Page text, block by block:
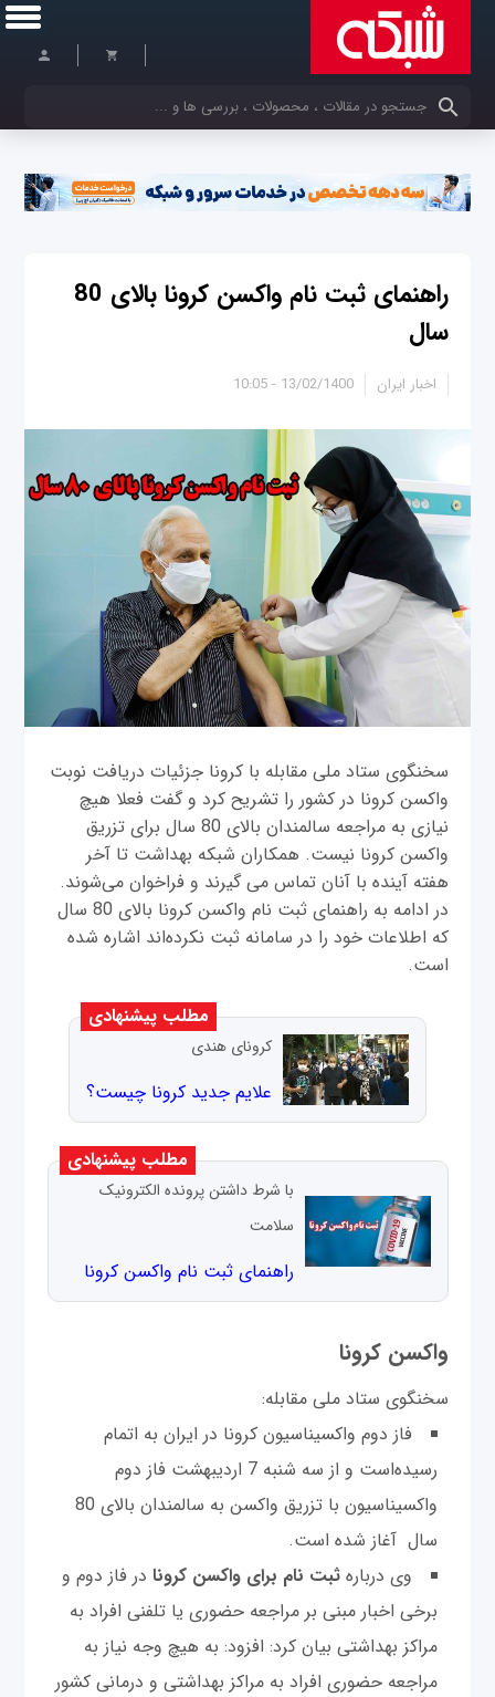
کلمات کلیدی خود را وارد کنید
راهنمای ثبت نام واکسن کرونا بالای 80
سال
13/02/1400 - 10:05 اخبار ایران
سخنگوی ستاد ملی مقابله با کرونا جزئیات دریافت نوبت
واکسن کرونا در کشور را تشریح کرد و گفت فعلا هیچ
نیازی به مراجعه سالمندان بالای 80 سال برای تزریق
واکسن کرونا نیست. همکاران شبکه بهداشت تا آخر
هفته آینده با آنان تماس می گیرند و فراخوان می‌شوند.
در ادامه به راهنمای ثبت نام واکسن کرونا بالای 80 سال
که اطلاعات خود را در سامانه ثبت نکرد‌ه‌اند اشاره شده
است.
مطلب پیشنهادی
کرونای هندی
علایم جدید کرونا چیست؟
مطلب پیشنهادی
با شرط داشتن پرونده الکترونیک
سلامت
راهنمای ثبت نام واکسن کرونا
واکسن کرونا
سخنگوی ستاد ملی مقابله:
فاز دوم واکسیناسیون کرونا در ایران به اتمام
رسیده‌است و از سه شنبه 7 اردیبهشت فاز دوم
واکسیناسیون با تزریق واکسن به سالمندان بالای 80
سال آغاز شده است.
وی درباره ثبت نام برای واکسن کرونا در فاز دوم و
برخی اخبار مبنی بر مراجعه حضوری یا تلفنی افراد به
مراکز بهداشتی بیان کرد: افزود: به هیچ وجه نیاز به
مراجعه حضوری افراد به مراکز بهداشتی و درمانی کشور